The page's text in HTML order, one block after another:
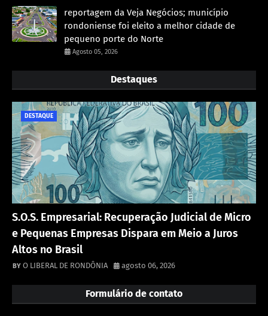
reportagem da Veja Negócios; município
rondoniense foi eleito a melhor cidade de
pequeno porte do Norte
Agosto 05, 2026
Destaques
DESTAQUE
S.O.S. Empresarial: Recuperação Judicial de Micro
e Pequenas Empresas Dispara em Meio a Juros
Altos no Brasil
O LIBERAL DE RONDÔNIA agosto 06, 2026
Formulário de contato